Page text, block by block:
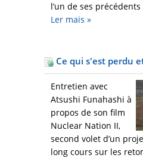
l’un de ses précédents
Ler mais »
Ce qui s'est perdu
Entretien avec
Atsushi Funahashi à
propos de son film
Nuclear Nation II,
second volet d’un
long cours sur les